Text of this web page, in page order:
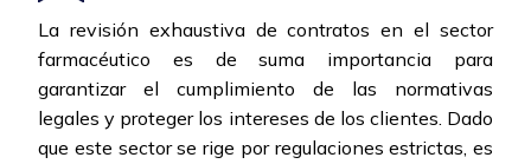
La revisión exhaustiva de contratos en el sector
farmacéutico es de suma importancia para
garantizar el cumplimiento de las normativas
legales y proteger los intereses de los clientes. Dado
que este sector se rige por regulaciones estrictas, es